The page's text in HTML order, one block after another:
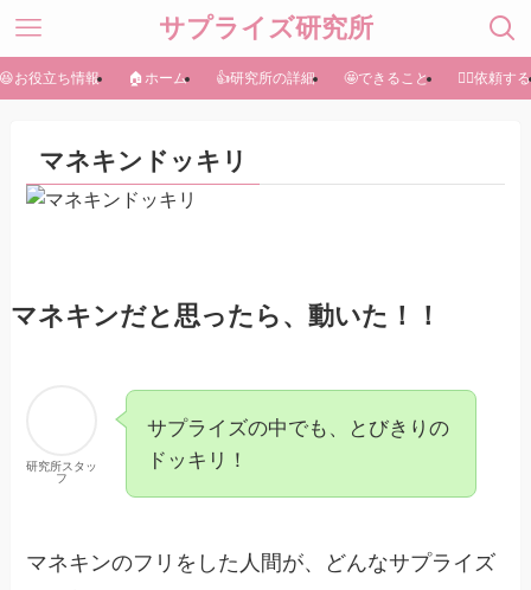
サプライズ研究所
😆お役立ち情報 🏠ホーム 👍研究所の詳細 🤩できること 🏃‍♀️依頼する
マネキンドッキリ
マネキンだと思ったら、動いた！！
研究所スタッ
フ
サプライズの中でも、とびきりの
ドッキリ！
マネキンのフリをした人間が、どんなサプライズ